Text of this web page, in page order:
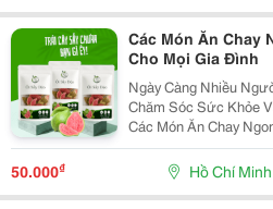
Các Món Ăn Chay
Cho Mọi Gia Đình
Ngày Càng Nhiều
Chăm Sóc Sức Khỏe
Các Món Ăn Chay
Người Quan Tâm Khi
Ngày. Từ Những
Cầu Kỳ,...
50.000₫ Hồ Chí Minh